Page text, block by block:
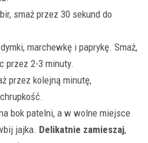
smaż przez 30 sekund do
marchewkę i paprykę. Smaż,
przez 2-3 minuty.
przez kolejną minutę,
bok patelni, a w wolne miejsce
jajka. Delikatnie zamieszaj,